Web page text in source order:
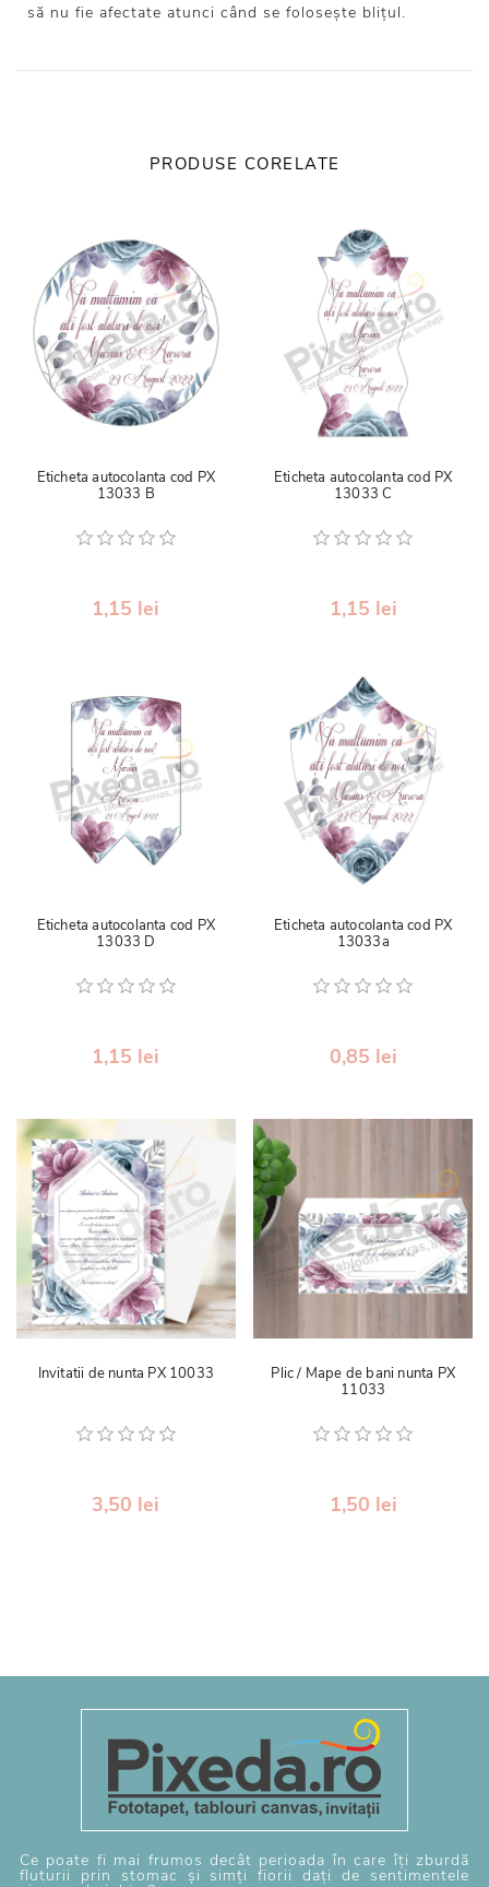
să nu fie afectate atunci când se folosește blițul.
PRODUSE CORELATE
Eticheta autocolanta cod PX
13033 B
1,15 lei
Eticheta autocolanta cod PX
13033 C
1,15 lei
Eticheta autocolanta cod PX
13033 D
1,15 lei
Eticheta autocolanta cod PX
13033a
0,85 lei
Invitatii de nunta PX 10033
3,50 lei
Plic / Mape de bani nunta PX
11033
1,50 lei
Ce poate fi mai frumos decât perioada în care îți zburdă
fluturii prin stomac și simți fiorii dați de sentimentele